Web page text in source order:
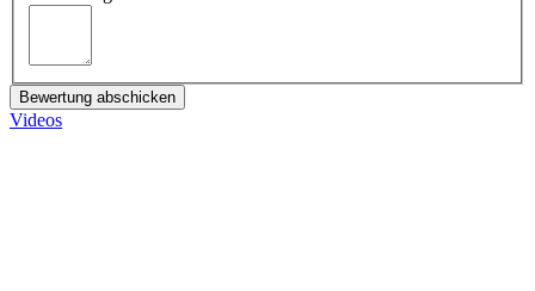
Bewertung abschicken
Videos